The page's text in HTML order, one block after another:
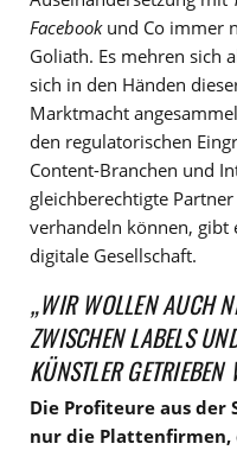
Facebookund Co immer
Goliath. Es mehren sich
sich in den Händen
Marktmacht
den regulatorischen
Content-Branchen und
gleichberechtigte
verhandeln können, gibt
digitale Gesellschaft.
„WIR WOLLEN AUCH
ZWISCHEN LABELS
KÜNSTLER GETRIEBEN
Die Profiteure aus der
nur die Plattenfirmen,